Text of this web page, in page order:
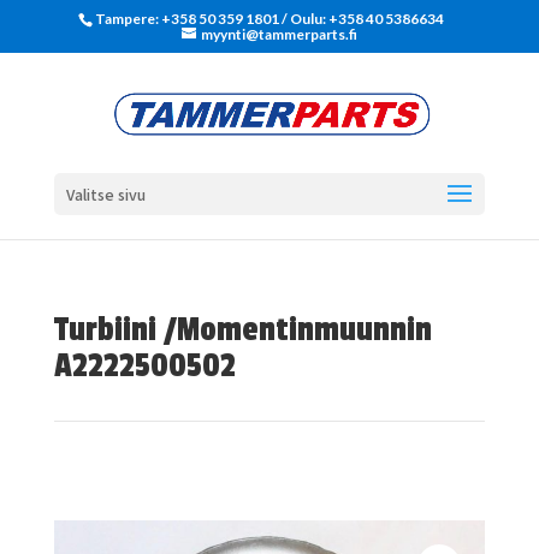
Tampere: +358 50 359 1801‬ / Oulu: +358 40 5386634
myynti@tammerparts.fi
Valitse sivu
Turbiini /Momentinmuunnin
A2222500502